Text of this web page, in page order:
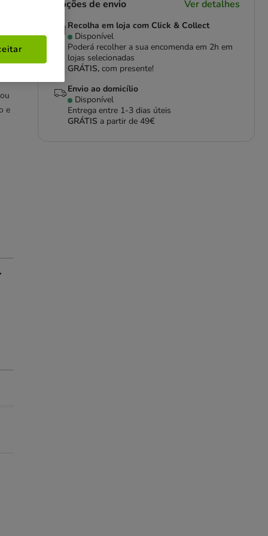
e
Opções de envio Ver detalhes
Recolha em loja com Click & Collect
Disponível
Poderá recolher a sua encomenda em 2h em
lojas selecionadas
GRÁTIS,com presente!
Envio ao domicílio
Disponível
Entrega entre 1-3 dias úteis
GRÁTIS a partir de 49€